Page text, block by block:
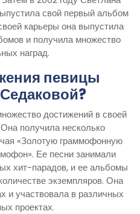
свой первый альбом
карьеры она выпустила
и получила множество
наград.
певицы
достижений в своей
получила несколько
«Золотую граммофонную
Ее песни занимали
хит-парадов, и ее альбомы
экземпляров. Она
и участвовала в различных
проектах.